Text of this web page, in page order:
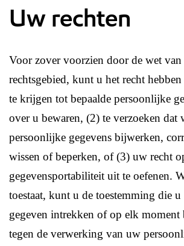
Uw rechten
Voor zover voorzien door de wet
rechtsgebied, kunt u het recht
te krijgen tot bepaalde persoonlijke
over u bewaren, (2) te verzoeken dat
persoonlijke gegevens bijwerken,
wissen of beperken, of (3) uw recht
gegevensportabiliteit uit te oefenen.
toestaat, kunt u de toestemming die u
gegeven intrekken of op elk moment
tegen de verwerking van uw